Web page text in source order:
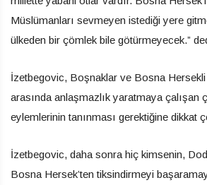
Müslümanları sevmeyen istediği yere
ülkeden bir çömlek bile götürmeyecek.”
İzetbegovic, Boşnaklar ve Bosna
arasında anlaşmazlık yaratmaya çalışan
eylemlerinin tanınması gerektiğine dikkat
İzetbegovic, daha sonra hiç kimsenin,
Bosna Hersek’ten tiksindirmeyi